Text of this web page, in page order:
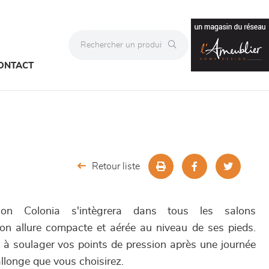
Retour liste
Colonia s'intègrera dans tous les salons
allure compacte et aérée au niveau de ses pieds.
soulager vos points de pression après une journée
que vous choisirez.